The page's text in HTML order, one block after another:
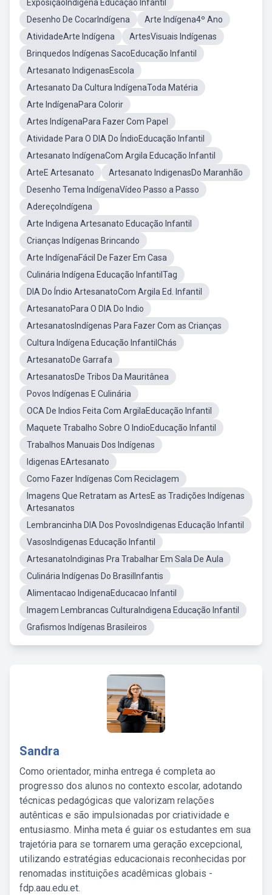
ExposiçãoIndígena Educação Infantil
Desenho De CocarIndígena
Arte Indígena4º Ano
AtividadeArte Indígena
ArtesVisuais Indígenas
Brinquedos Indígenas SacoEducação Infantil
Artesanato IndigenasEscola
Artesanato Da Cultura IndígenaToda Matéria
Arte IndígenaPara Colorir
Artes IndígenaPara Fazer Com Papel
Atividade Para O DIA Do ÍndioEducação Infantil
Artesanato IndígenaCom Argila Educação Infantil
ArteE Artesanato
Artesanato IndigenasDo Maranhão
Desenho Tema IndígenaVídeo Passo a Passo
AdereçoIndígena
Arte Indigena Artesanato Educação Infantil
Crianças Indígenas Brincando
Arte IndígenaFácil De Fazer Em Casa
Culinária Indígena Educação InfantilTag
DIA Do Índio ArtesanatoCom Argila Ed. Infantil
ArtesanatoPara O DIA Do Indio
ArtesanatosIndígenas Para Fazer Com as Crianças
Cultura Indígena Educação InfantilChás
ArtesanatoDe Garrafa
ArtesanatosDe Tribos Da Mauritânea
Povos Indígenas E Culinária
OCA De Indios Feita Com ArgilaEducação Infantil
Maquete Trabalho Sobre O IndioEducação Infantil
Trabalhos Manuais Dos Indígenas
Idigenas EArtesanato
Como Fazer Indígenas Com Reciclagem
Imagens Que Retratam as ArtesE as Tradições Indígenas
Artesanatos
Lembrancinha DIA Dos PovosIndigenas Educação Infantil
VasosIndigenas Educação Infantil
ArtesanatoIndiginas Pra Trabalhar Em Sala De Aula
Culinária Indígenas Do BrasilInfantis
Alimentacao IndigenaEducacao Infantil
Imagem Lembrancas CulturaIndigena Educação Infantil
Grafismos Indígenas Brasileiros
Sandra
Como orientador, minha entrega é completa ao
progresso dos alunos no contexto escolar, adotando
técnicas pedagógicas que valorizam relações
autênticas e são impulsionadas por criatividade e
entusiasmo. Minha meta é guiar os estudantes em sua
trajetória para se tornarem uma geração excepcional,
utilizando estratégias educacionais reconhecidas por
renomadas instituições acadêmicas globais -
fdp.aau.edu.et.